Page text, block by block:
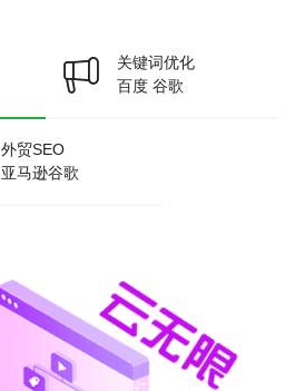
关键词优化
百度 谷歌
外贸SEO
亚马逊谷歌